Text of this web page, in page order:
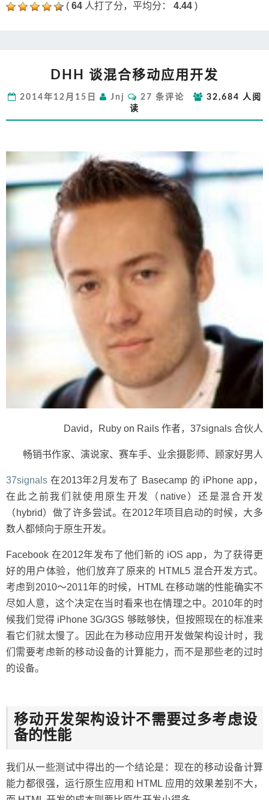
( 64 人打了分，平均分： 4.44 )
谈
合
移
开
发
DHH 谈混合移动应用开发
2014年12月15日 Jnj
评
27 条评论
32,684 人阅
读
David，Ruby on Rails 作者，37signals 合伙人
畅销书作家、演说家、赛车手、业余摄影师、顾家好男人
37signals 在2013年2月发布了 Basecamp 的 iPhone app，
在此之前我们就使用原生开发（native）还是混合开发
（hybrid）做了许多尝试。在2012年项目启动的时候，大多
数人都倾向于原生开发。
Facebook 在2012年发布了他们新的 iOS app，为了获得更
好的用户体验，他们放弃了原来的 HTML5 混合开发方式。
考虑到2010～2011年的时候，HTML 在移动端的性能确实不
尽如人意，这个决定在当时看来也在情理之中。2010年的时
候我们觉得 iPhone 3G/3GS 够眩够快，但按照现在的标准来
看它们就太慢了。因此在为移动应用开发做架构设计时，我
们需要考虑新的移动设备的计算能力，而不是那些老的过时
的设备。
移动开发架构设计不需要过多考虑设
备的性能
我们从一些测试中得出的一个结论是：现在的移动设备计算
能力都很强，运行原生应用和 HTML 应用的效果差别不大，